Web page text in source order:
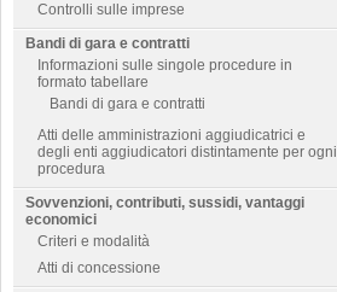
Controlli sulle imprese
Bandi di gara e contratti
Informazioni sulle singole procedure in
formato tabellare
Bandi di gara e contratti
Atti delle amministrazioni aggiudicatrici e
degli enti aggiudicatori distintamente per ogni
procedura
Sovvenzioni, contributi, sussidi, vantaggi
economici
Criteri e modalità
Atti di concessione